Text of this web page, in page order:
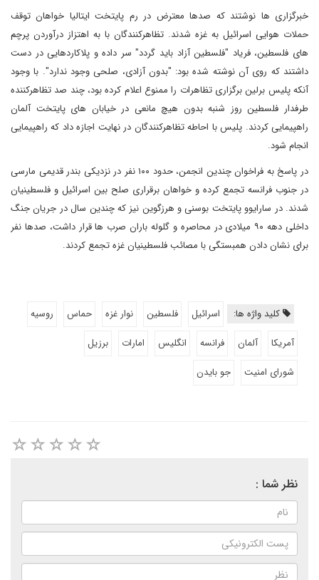
خبرگزاری ها نوشتند که صدها معترض در رم پایتخت ایتالیا خواهان توقف
حملات هوایی اسرائیل به غزه شدند. تظاهرکنندگان با به اهتزاز درآوردن پرچم
های فلسطین، فریاد "فلسطین آزاد باید گردد" سر داده و پلاکاردهایی در دست
داشتند که روی آن نوشته شده بود: "بدون آزادی، صلحی وجود ندارد". با وجود
آنکه پلیس برلین برگزاری تظاهرات را ممنوع اعلام کرده بود، چند صد تظاهرکننده
طرفدار فلسطین روز شنبه بدون هیچ مانعی در خیابان های پایتخت آلمان
راهپیمایی کردند. پلیس با احاطه تظاهرکنندگان در نهایت اجازه داد که راهپیمایی
انجام شود.
در پاسخ به فراخوان چندین انجمن، حدود ۱۰۰ نفر در نزدیکی بندر قدیمی مارسی
در جنوب فرانسه تجمع کرده و خواهان برقراری صلح بین اسرائیل و فلسطینیان
شدند. در سارایوو پایتخت بوسنی و هرزگوین نیز که چندین سال در جریان جنگ
داخلی دهه ۹۰ میلادی در محاصره و گلوله باران صرب ها قرار داشت، صدها نفر
برای نشان دادن همبستگی با مصائب فلسطینیان غزه تجمع کردند.
کلید واژه ها: اسرائیل فلسطین نوار غزه حماس
روسیه
آمریکا
آلمان فرانسه انگلیس امارات
برزیل
شورای امنیت
جو بایدن
نظر شما :